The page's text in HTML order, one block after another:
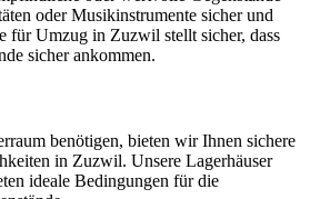
oder Musikinstrumente sicher und
für Umzug in Zuzwil stellt sicher, dass
sicher ankommen.
benötigen, bieten wir Ihnen sichere
in Zuzwil. Unsere Lagerhäuser
ideale Bedingungen für die